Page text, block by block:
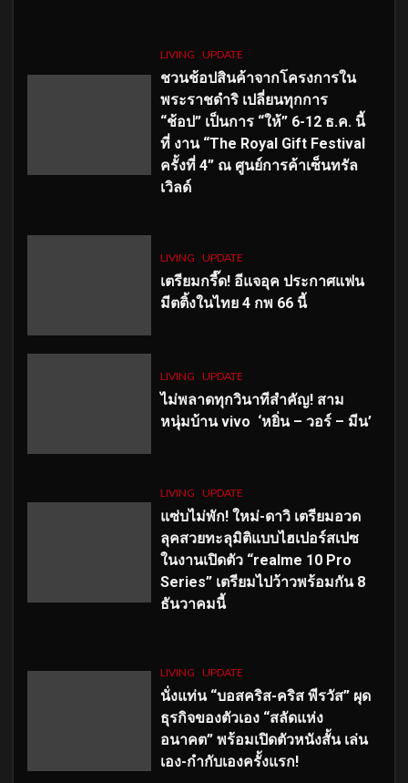
LIVING UPDATE
ชวนช้อปสินค้าจากโครงการใน
พระราชดำริ เปลี่ยนทุกการ
“ช้อป” เป็นการ “ให้” 6-12 ธ.ค. นี้
ที่ งาน “The Royal Gift Festival
ครั้งที่ 4” ณ ศูนย์การค้าเซ็นทรัล
เวิลด์
LIVING UPDATE
เตรียมกรี๊ด! อีแจอุค ประกาศแฟน
มีตติ้งในไทย 4 กพ 66 นี้
LIVING UPDATE
ไม่พลาดทุกวินาทีสำคัญ! สาม
หนุ่มบ้าน vivo ‘หยิ่น – วอร์ – มีน’
LIVING UPDATE
แซ่บไม่พัก! ใหม่-ดาวิ เตรียมอวด
ลุคสวยทะลุมิติแบบไฮเปอร์สเปซ
ในงานเปิดตัว “realme 10 Pro
Series” เตรียมไปว้าวพร้อมกัน 8
ธันวาคมนี้
LIVING UPDATE
นั่งแท่น “บอสคริส-คริส พีรวัส” ผุด
ธุรกิจของตัวเอง “สลัดแห่ง
อนาคต” พร้อมเปิดตัวหนังสั้น เล่น
เอง-กำกับเองครั้งแรก!